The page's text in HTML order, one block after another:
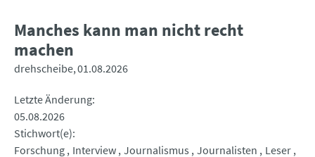
Manches kann man nicht recht
machen
drehscheibe 01.08.2026
Letzte Änderung
05.08.2026
Stichwort(e)
Forschung Interview Journalismus Journalisten
Leser